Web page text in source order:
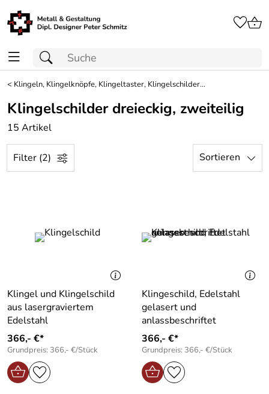
< Klingeln, Klingelknöpfe, Klingeltaster, Klingelschilder...
Klingelschilder dreieckig, zweiteilig
15 Artikel
Filter (2) Sortieren
Klingel und Klingelschild
aus lasergraviertem
Edelstahl
366,- €*
Grundpreis: 366,- €/Stück
Klingeschild, Edelstahl
gelasert und
anlassbeschriftet
366,- €*
Grundpreis: 366,- €/Stück